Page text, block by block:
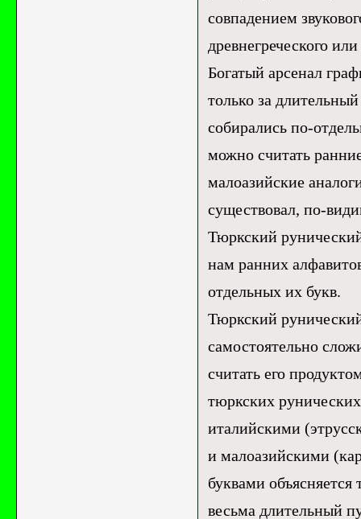
совпадением
древнегреческого
Богатый арсенал
только за
собирались по-
можно считать
малоазийские
существовал, по-
Тюркский
нам ранних
отдельных их букв.
Тюркский
самостоятельно
считать его
тюркских
италийскими
и малоазийскими
буквами
весьма длительный